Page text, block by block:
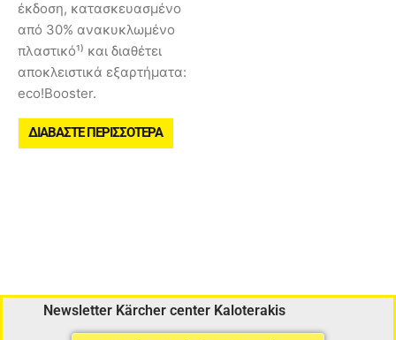
έκδοση, κατασκευασμένο
από 30% ανακυκλωμένο
πλαστικό¹⁾ και διαθέτει
αποκλειστικά εξαρτήματα:
eco!Booster.
ΔΙΑΒΆΣΤΕ ΠΕΡΙΣΣΌΤΕΡΑ
Newsletter Kärcher center Kaloterakis